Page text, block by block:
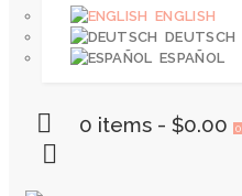
ENGLISH
DEUTSCH
ESPAÑOL
0 items- $0.00 0